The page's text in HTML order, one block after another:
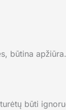
būtina
būti